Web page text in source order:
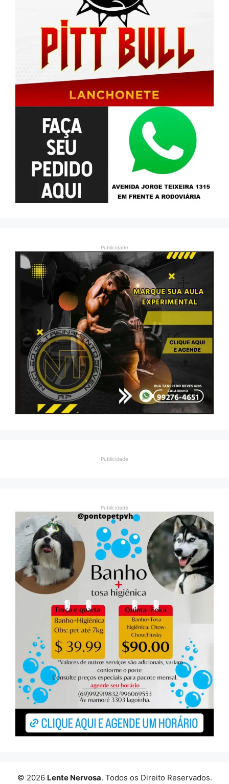
Publicidade
Publicidade
Publicidade
© 2026 Lente Nervosa. Todos os Direito Reservados.